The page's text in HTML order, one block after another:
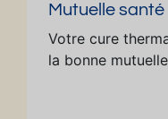
Mutuelle santé
Votre cure
la bonne